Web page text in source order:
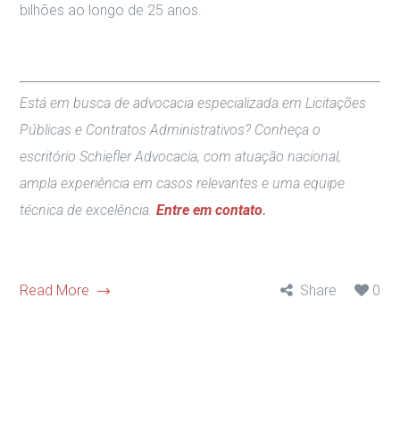
bilhões ao longo de 25 anos
Está em busca de advocacia especializada em Licitações
Públicas e Contratos Administrativos? Conheça o
escritório Schiefler Advocacia, com atuação nacional,
ampla experiência em casos relevantes e uma equipe
técnica de excelência.Entre em contato.
Read More Share 0